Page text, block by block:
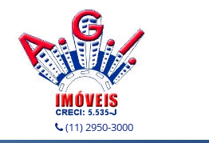
(11) 2950-3000